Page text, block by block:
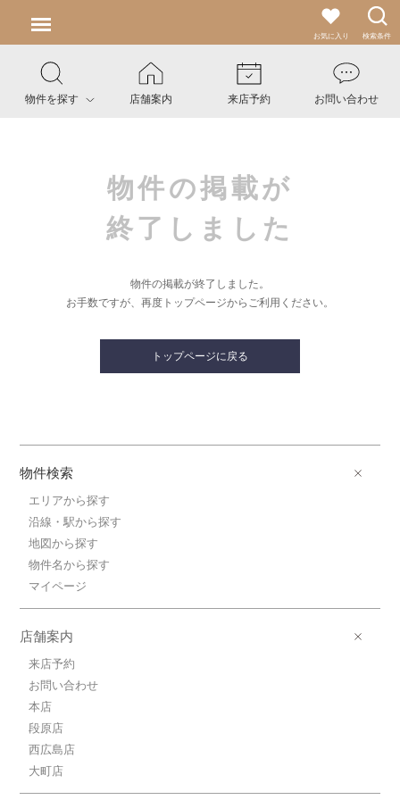
お気に入り 検索条件
物件を探す 店舗案内 来店予約 お問い合わせ
物件の掲載が
終了しました
物件の掲載が終了しました。
お手数ですが、再度トップページからご利用ください。
トップページに戻る
物件検索
エリアから探す
沿線・駅から探す
地図から探す
物件名から探す
マイページ
店舗案内
来店予約
お問い合わせ
本店
段原店
西広島店
大町店